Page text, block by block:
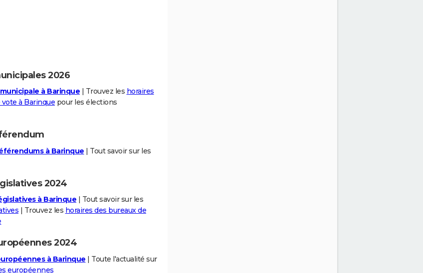
2026
à Barinque | Trouvez les horaires
à Barinque pour les élections
à Barinque | Tout savoir sur les
2024
à Barinque | Tout savoir sur les
| Trouvez les horaires des bureaux de
2024
à Barinque | Toute l'actualité sur
européennes